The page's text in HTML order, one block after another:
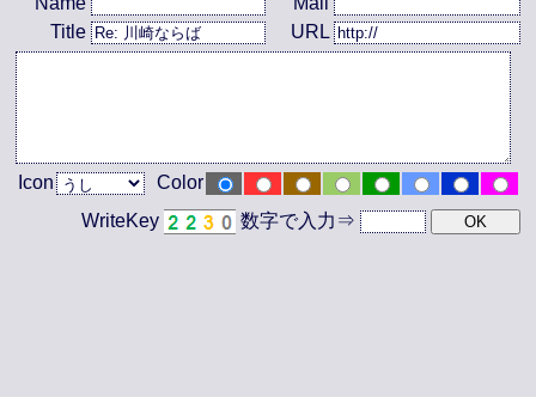
Title
URL
Icon
Color
WriteKey
数字で入力⇒